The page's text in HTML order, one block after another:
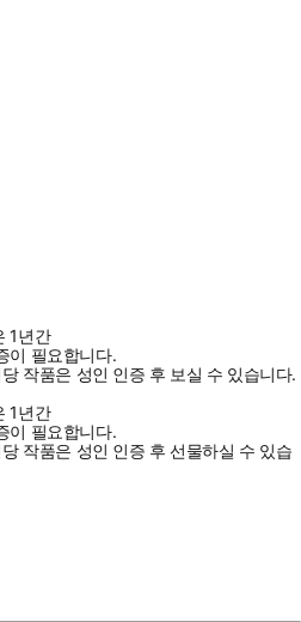
1년간
이 필요합니다.
작품은 성인 인증 후 보실 수 있습니다.
1년간
이 필요합니다.
작품은 성인 인증 후 선물하실 수 있습